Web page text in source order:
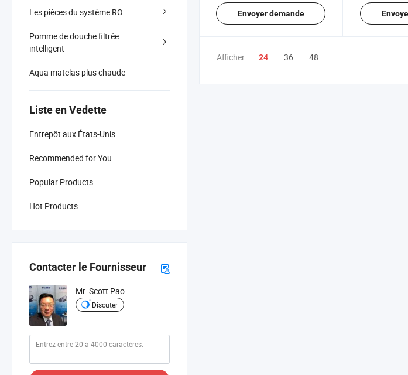
Les pièces du système RO
Pomme de douche filtrée
intelligent
Aqua matelas plus chaude
Liste en Vedette
Entrepôt aux États-Unis
Recommended for You
Popular Products
Hot Products
Contacter le Fournisseur
Mr. Scott Pao
Discuter
Envoyer demande
Afficher: 24 36 48